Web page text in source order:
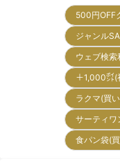
500円OFF
ジャンル
ウェブ検
＋1,000㌽
ラクマ(買
サーティ
食パン袋(